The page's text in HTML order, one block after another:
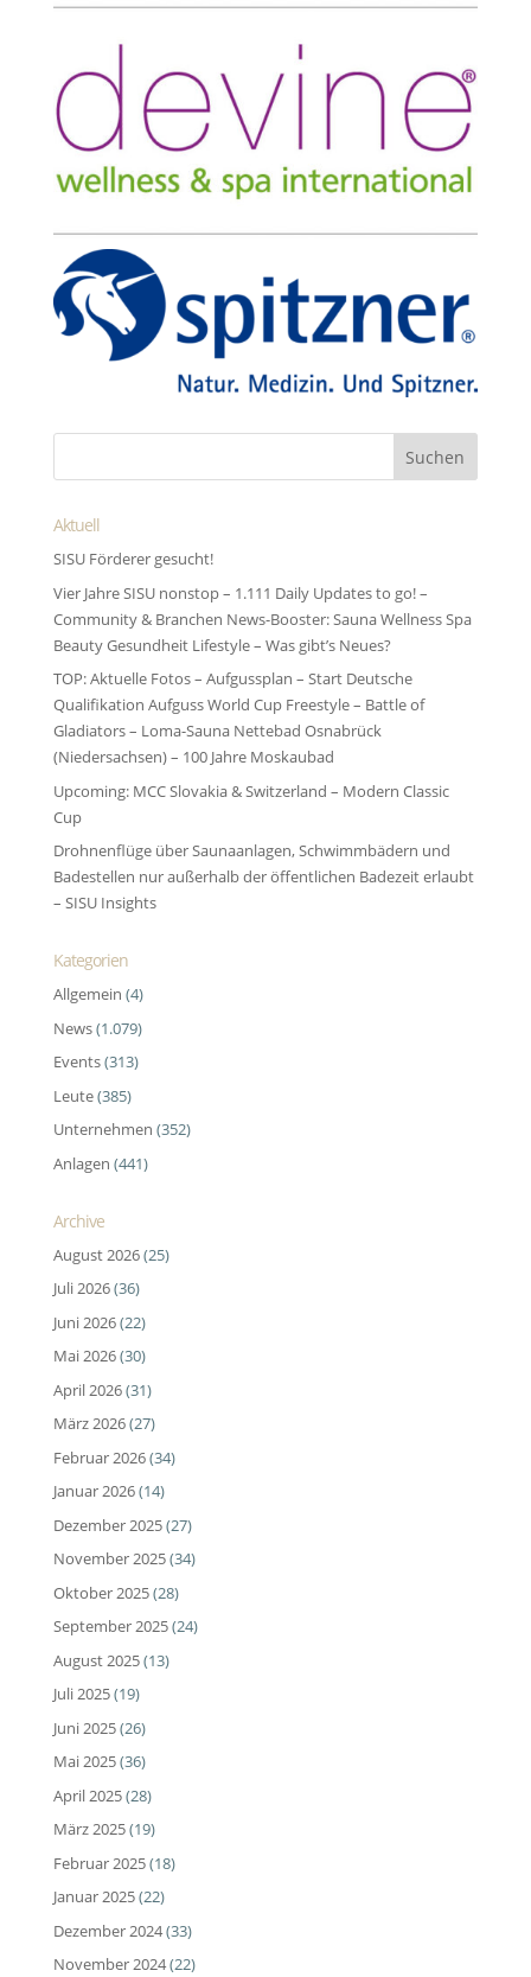
Aktuell
SISU Förderer gesucht!
Vier Jahre SISU nonstop – 1.111 Daily Updates to go! –
Community & Branchen News-Booster: Sauna Wellness Spa
Beauty Gesundheit Lifestyle – Was gibt’s Neues?
TOP: Aktuelle Fotos – Aufgussplan – Start Deutsche
Qualifikation Aufguss World Cup Freestyle – Battle of
Gladiators – Loma-Sauna Nettebad Osnabrück
(Niedersachsen) – 100 Jahre Moskaubad
Upcoming: MCC Slovakia & Switzerland – Modern Classic
Cup
Drohnenflüge über Saunaanlagen, Schwimmbädern und
Badestellen nur außerhalb der öffentlichen Badezeit erlaubt
– SISU Insights
Kategorien
Allgemein (4)
News(1.079)
Events(313)
Leute(385)
Unternehmen (352)
Anlagen (441)
Archive
August 2026(25)
Juli 2026(36)
Juni 2026(22)
Mai 2026(30)
April 2026(31)
März 2026(27)
Februar 2026(34)
Januar 2026(14)
Dezember 2025(27)
November 2025(34)
Oktober 2025(28)
September 2025(24)
August 2025(13)
Juli 2025(19)
Juni 2025(26)
Mai 2025(36)
April 2025(28)
März 2025(19)
Februar 2025(18)
Januar 2025(22)
Dezember 2024(33)
November 2024(22)